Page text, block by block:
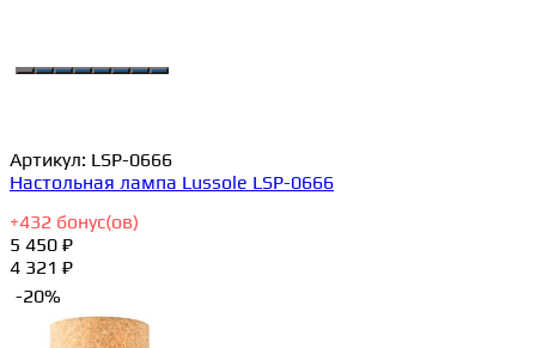
Артикул: LSP-0666
Настольная лампа Lussole LSP-0666
+432 бонус(ов)
5 450 ₽
4 321 ₽
-20%